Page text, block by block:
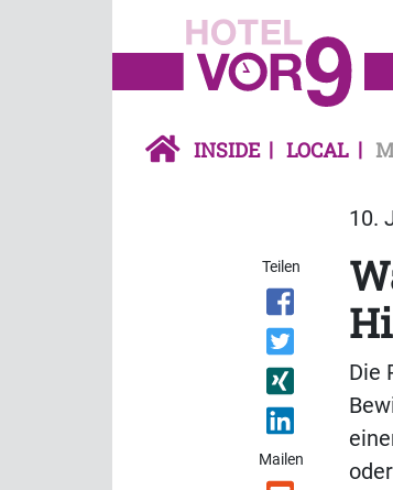
INSIDE LOCAL
10.
Teilen
Mailen
Die